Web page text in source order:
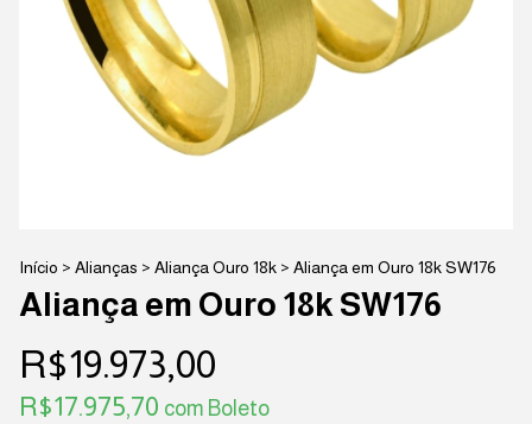
Início > Alianças > Aliança Ouro 18k > Aliança em Ouro 18k SW176
Aliança em Ouro 18k SW176
R$19.973,00
R$17.975,70 com Boleto